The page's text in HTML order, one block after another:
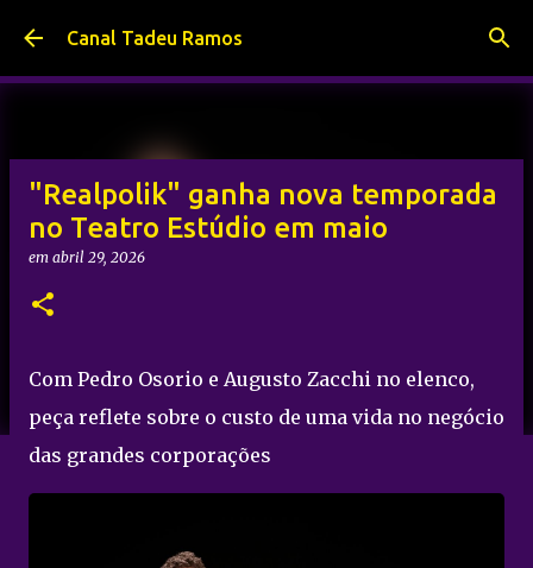
Pular para o conteúdo principal
Canal Tadeu Ramos
"Realpolik" ganha nova temporada
no Teatro Estúdio em maio
em abril 29, 2026
Com Pedro Osorio e Augusto Zacchi no elenco,
peça reflete sobre o custo de uma vida no negócio
das grandes corporações